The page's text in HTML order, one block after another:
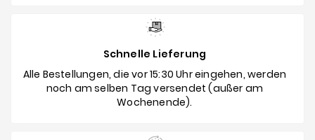
Schnelle Lieferung
Alle Bestellungen, die vor 15:30 Uhr eingehen, werden
noch am selben Tag versendet (außer am
Wochenende).